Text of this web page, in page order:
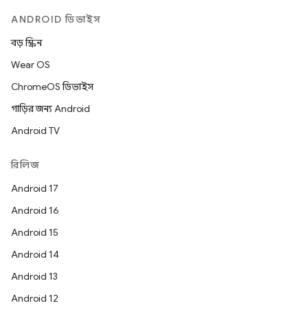
ANDROID ডিভাইস
বড় স্ক্রিন
Wear OS
ChromeOS ডিভাইস
গাড়ির জন্য Android
Android TV
রিলিজ
Android 17
Android 16
Android 15
Android 14
Android 13
Android 12